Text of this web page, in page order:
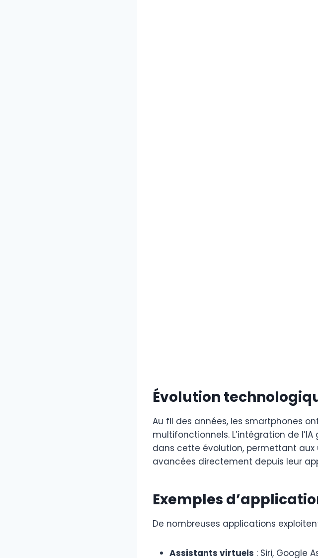
Évolution
Au fil des années, les smartphones
multifonctionnels. L’intégration de
dans cette évolution, permettant
avancées directement depuis leur
Exemples
De nombreuses applications
Assistants virtuels : Siri, Google